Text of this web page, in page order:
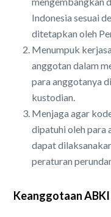
Indonesia sesuai
ditetapkan oleh
Menumpuk
anggotan dalam
para anggotanya
kustodian.
Menjaga agar
dipatuhi oleh para
dapat
peraturan
Keanggotaan ABKI